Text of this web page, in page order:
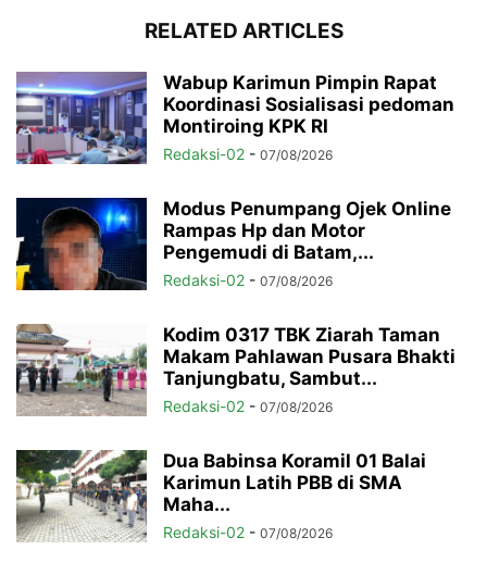
RELATED ARTICLES
Wabup Karimun Pimpin Rapat
Koordinasi Sosialisasi pedoman
Montiroing KPK RI
Redaksi-02 - 07/08/2026
Modus Penumpang Ojek Online
Rampas Hp dan Motor
Pengemudi di Batam,...
Redaksi-02 - 07/08/2026
Kodim 0317 TBK Ziarah Taman
Makam Pahlawan Pusara Bhakti
Tanjungbatu, Sambut...
Redaksi-02 - 07/08/2026
Dua Babinsa Koramil 01 Balai
Karimun Latih PBB di SMA
Maha...
Redaksi-02 - 07/08/2026